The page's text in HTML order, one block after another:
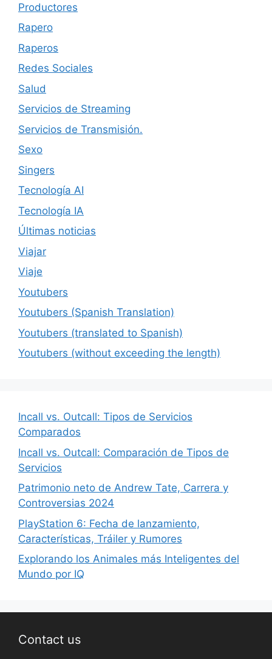
Productores
Rapero
Raperos
Redes Sociales
Salud
Servicios de Streaming
Servicios de Transmisión.
Sexo
Singers
Tecnología AI
Tecnología IA
Últimas noticias
Viajar
Viaje
Youtubers
Youtubers (Spanish Translation)
Youtubers (translated to Spanish)
Youtubers (without exceeding the length)
Incall vs. Outcall: Tipos de Servicios
Comparados
Incall vs. Outcall: Comparación de Tipos de
Servicios
Patrimonio neto de Andrew Tate, Carrera y
Controversias 2024
PlayStation 6: Fecha de lanzamiento,
Características, Tráiler y Rumores
Explorando los Animales más Inteligentes del
Mundo por IQ
Contact us